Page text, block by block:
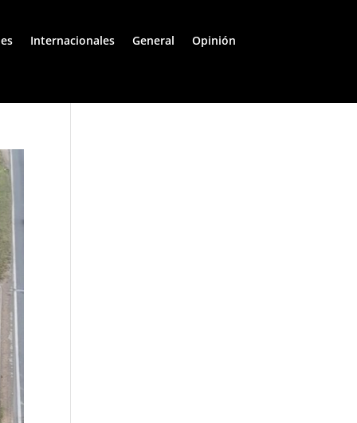
Internacionales General Opinión